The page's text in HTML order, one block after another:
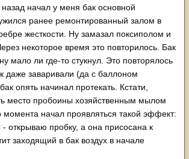
начал у меня бак основной
ранее ремонтированный залом в
жесткости. Ну замазал поксиполом и
некоторое время это повторилось. Бак
мало ли где-то стукнул. Это повторялось
даже заваривали (да с баллоном
опять начинал протекать. Кстати,
место пробоины хозяйственным мылом
момента начал проявляться такой эффект:
открываю пробку, а она присосана к
заходящий в бак воздух в начале